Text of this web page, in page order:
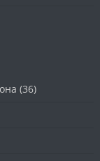
(36)